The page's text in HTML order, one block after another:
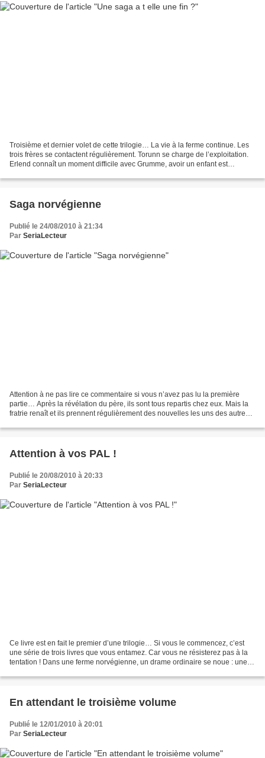
Troisième et dernier volet de cette trilogie… La vie à la ferme continue. Les
trois frères se contactent régulièrement. Torunn se charge de l’exploitation.
Erlend connaît un moment difficile avec Grumme, avoir un enfant est
Saga norvégienne
Publié le 24/08/2010 à 21:34
Par SeriaLecteur
Attention à ne pas lire ce commentaire si vous n’avez pas lu la première
partie… Après la révélation du père, ils sont tous repartis chez eux. Mais la
fratrie renaît et ils prennent régulièrement des nouvelles les uns des autres.
Attention à vos PAL !
Publié le 20/08/2010 à 20:33
Par SeriaLecteur
Ce livre est en fait le premier d’une trilogie… Si vous le commencez, c’est
une série de trois livres que vous entamez. Car vous ne résisterez pas à la
tentation ! Dans une ferme norvégienne, un drame ordinaire se noue : une
En attendant le troisième volume
Publié le 12/01/2010 à 20:01
Par SeriaLecteur